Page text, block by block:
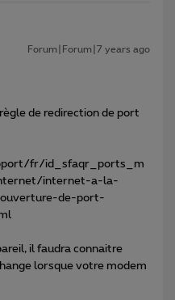
Forum|Forum|7 years ago
de redirection de port
fr/id_sfaqr_ports_m
internet-a-la-
de-port-
il faudra connaitre
lorsque votre modem